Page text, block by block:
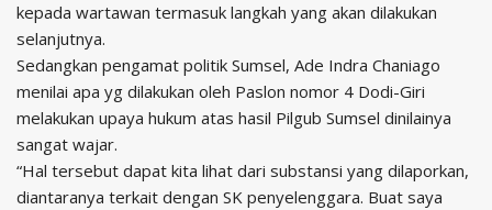
kepada wartawan termasuk langkah yang akan dilakukan
selanjutnya.
Sedangkan pengamat politik Sumsel, Ade Indra Chaniago
menilai apa yg dilakukan oleh Paslon nomor 4 Dodi-Giri
melakukan upaya hukum atas hasil Pilgub Sumsel dinilainya
sangat wajar.
“Hal tersebut dapat kita lihat dari substansi yang dilaporkan,
diantaranya terkait dengan SK penyelenggara. Buat saya